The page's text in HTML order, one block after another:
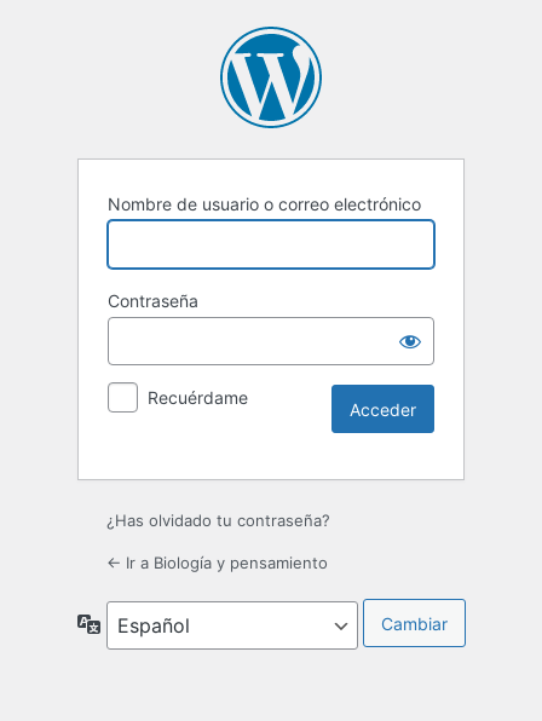
Nombre de usuario o correo electrónico
Contraseña
Recuérdame
¿Has olvidado tu contraseña?
← Ir a Biología y pensamiento
Idioma